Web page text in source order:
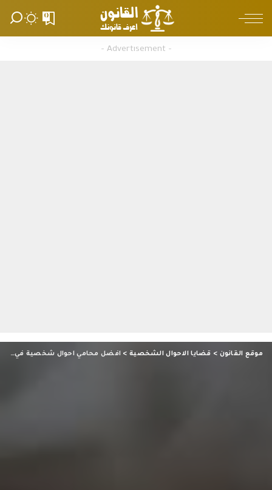
0
– Advertisement –
موقع القانون > قضايا الاحوال الشخصية> افضل محامي احوال شخصية في التجمع 01281912707